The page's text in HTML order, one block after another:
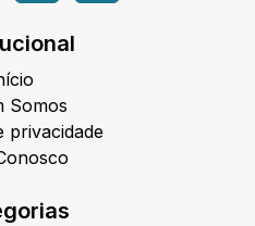
Somos
privacidade